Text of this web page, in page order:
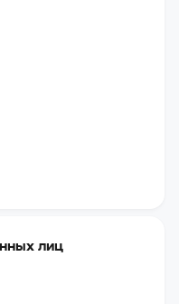
лиц